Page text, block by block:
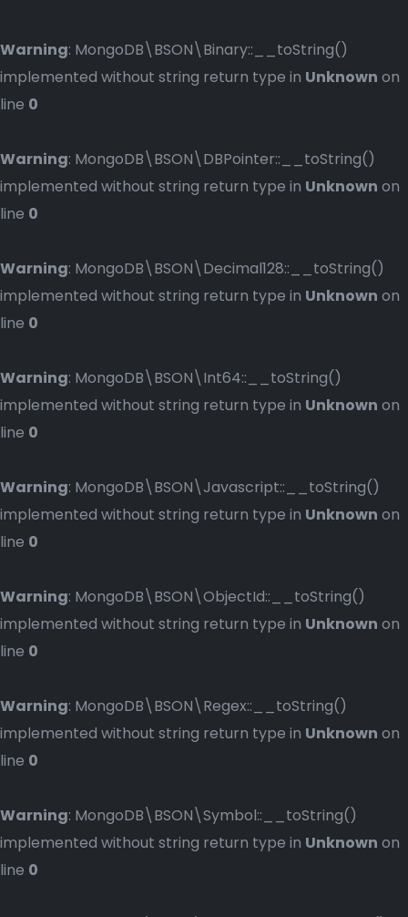
Warning: MongoDB\BSON\Binary::__toString()
implemented without string return type in Unknown on
line 0
Warning: MongoDB\BSON\DBPointer::__toString()
implemented without string return type in Unknown on
line 0
Warning: MongoDB\BSON\Decimal128::__toString()
implemented without string return type in Unknown on
line 0
Warning: MongoDB\BSON\Int64::__toString()
implemented without string return type in Unknown on
line 0
Warning: MongoDB\BSON\Javascript::__toString()
implemented without string return type in Unknown on
line 0
Warning: MongoDB\BSON\ObjectId::__toString()
implemented without string return type in Unknown on
line 0
Warning: MongoDB\BSON\Regex::__toString()
implemented without string return type in Unknown on
line 0
Warning: MongoDB\BSON\Symbol::__toString()
implemented without string return type in Unknown on
line 0